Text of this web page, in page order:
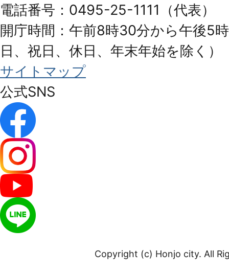
電話番号：0495-25-1111（代表）
開庁時間：午前8時30分から午後5
日、祝日、休日、年末年始を除く）
サイトマップ
公式SNS
Copyright (c) Honjo city. All